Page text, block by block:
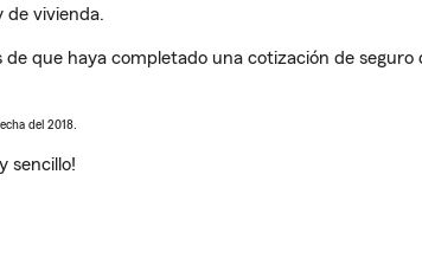
de vivienda.
que haya completado una cotización de seguro
del 2018.
sencillo!